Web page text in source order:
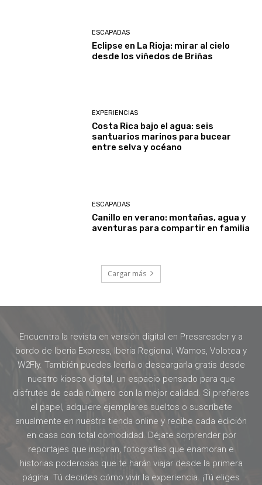
ESCAPADAS
Eclipse en La Rioja: mirar al cielo
desde los viñedos de Briñas
EXPERIENCIAS
Costa Rica bajo el agua: seis
santuarios marinos para bucear
entre selva y océano
ESCAPADAS
Canillo en verano: montañas, agua y
aventuras para compartir en familia
Cargar más
Encuentra la revista en versión digital en Pressreader y a
bordo de Iberia Express, Iberia Regional, Wamos, Volotea y
W2Fly. También puedes leerla o descargarla gratis desde
nuestro kiosco digital, un espacio pensado para que
disfrutes de cada número con la mejor calidad. Si prefieres
el papel, adquiere ejemplares sueltos o suscríbete
anualmente en nuestra tienda online y recibe cada edición
en casa con total comodidad. Déjate sorprender por
reportajes que inspiran, fotografías que enamoran e
historias poderosas que te harán viajar desde la primera
página. Tú decides cómo vivir la experiencia. ¡Tú eliges